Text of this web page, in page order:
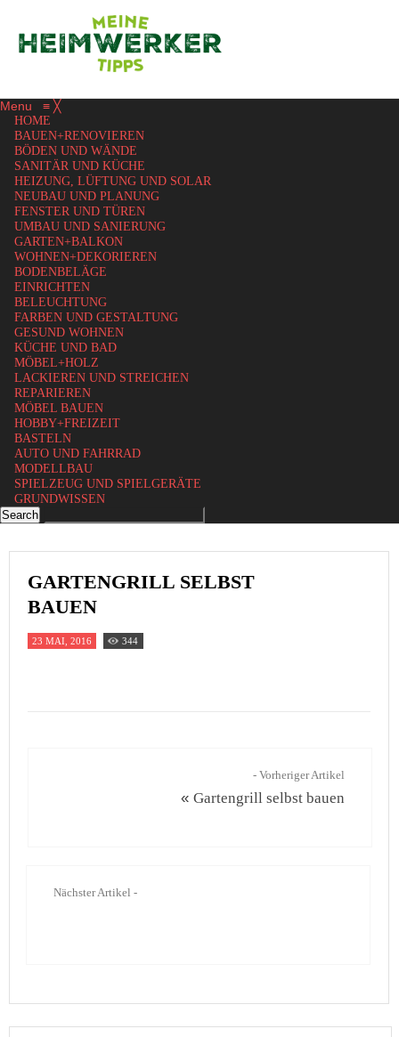
Menu ≡ ╳
HOME
BAUEN+RENOVIEREN
BÖDEN UND WÄNDE
SANITÄR UND KÜCHE
HEIZUNG, LÜFTUNG UND SOLAR
NEUBAU UND PLANUNG
FENSTER UND TÜREN
UMBAU UND SANIERUNG
GARTEN+BALKON
WOHNEN+DEKORIEREN
BODENBELÄGE
EINRICHTEN
BELEUCHTUNG
FARBEN UND GESTALTUNG
GESUND WOHNEN
KÜCHE UND BAD
MÖBEL+HOLZ
LACKIEREN UND STREICHEN
REPARIEREN
MÖBEL BAUEN
HOBBY+FREIZEIT
BASTELN
AUTO UND FAHRRAD
MODELLBAU
SPIELZEUG UND SPIELGERÄTE
GRUNDWISSEN
GARTENGRILL SELBST
BAUEN
23 MAI, 2016 344
- Vorheriger Artikel
«Gartengrill selbst bauen
Nächster Artikel -